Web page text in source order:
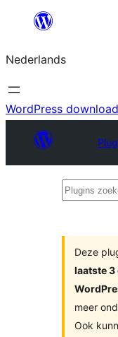
de
inhoud
Nederlands
WordPress
Plugins
Deze
laatste 3
meer
Ook